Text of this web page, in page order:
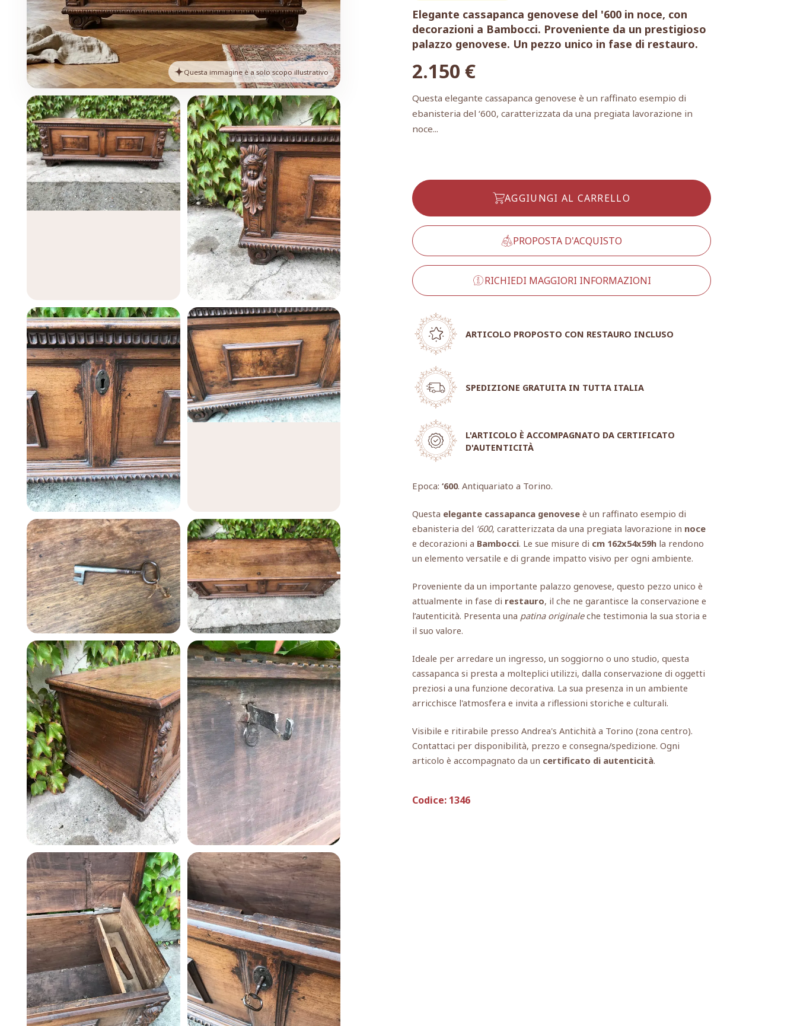
Questa immagine è a solo scopo illustrativo
Elegante cassapanca genovese del '600 in noce, con
decorazioni a Bambocci. Proveniente da un prestigioso
palazzo genovese. Un pezzo unico in fase di restauro.
2.150 €
Questa elegante cassapanca genovese è un raffinato esempio di
ebanisteria del ‘600, caratterizzata da una pregiata lavorazione in
noce...
AGGIUNGI AL CARRELLO
PROPOSTA D'ACQUISTO
RICHIEDI MAGGIORI INFORMAZIONI
ARTICOLO PROPOSTO CON RESTAURO INCLUSO
SPEDIZIONE GRATUITA IN TUTTA ITALIA
L'ARTICOLO È ACCOMPAGNATO DA CERTIFICATO
D'AUTENTICITÀ
Epoca: ‘600. Antiquariato a Torino.
Questa elegante cassapanca genovese è un raffinato esempio di
ebanisteria del ‘600, caratterizzata da una pregiata lavorazione in noce
e decorazioni a Bambocci. Le sue misure di cm 162x54x59h la rendono
un elemento versatile e di grande impatto visivo per ogni ambiente.
Proveniente da un importante palazzo genovese, questo pezzo unico è
attualmente in fase di restauro, il che ne garantisce la conservazione e
l’autenticità. Presenta una patina originaleche testimonia la sua storia e
il suo valore.
Ideale per arredare un ingresso, un soggiorno o uno studio, questa
cassapanca si presta a molteplici utilizzi, dalla conservazione di oggetti
preziosi a una funzione decorativa. La sua presenza in un ambiente
arricchisce l'atmosfera e invita a riflessioni storiche e culturali.
Visibile e ritirabile presso Andrea's Antichità a Torino (zona centro).
Contattaci per disponibilità, prezzo e consegna/spedizione. Ogni
articolo è accompagnato da un certificato di autenticità.
Codice: 1346